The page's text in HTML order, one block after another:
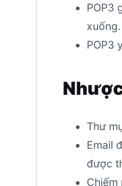
POP3
xuống.
POP3
Thư
Email
được